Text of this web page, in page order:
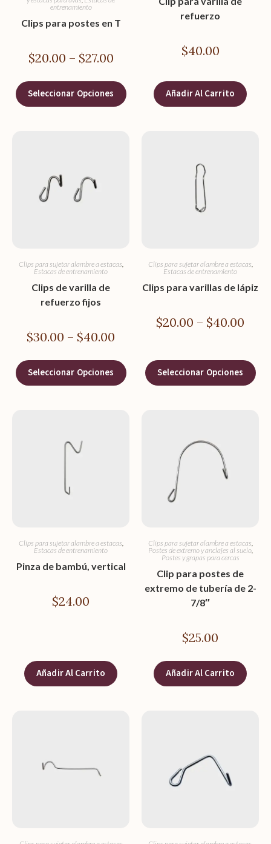
entrenamiento
Clips para postes en T
$20.00 – $27.00
Seleccionar Opciones
refuerzo
$40.00
Añadir Al Carrito
Clips para sujetar alambre a estacas,
Estacas de entrenamiento
Clips de varilla de
refuerzo fijos
$30.00 – $40.00
Seleccionar Opciones
Clips para sujetar alambre a estacas,
Estacas de entrenamiento
Clips para varillas de lápiz
$20.00 – $40.00
Seleccionar Opciones
Clips para sujetar alambre a estacas,
Estacas de entrenamiento
Pinza de bambú, vertical
$24.00
Añadir Al Carrito
Clips para sujetar alambre a estacas,
Postes de extremo y anclajes al suelo,
Postes y grapas para cercas
Clip para postes de
extremo de tubería de 2-
7/8″
$25.00
Añadir Al Carrito